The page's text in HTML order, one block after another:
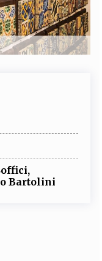
PUBBLICITÀ CONTATTI
Bartolini